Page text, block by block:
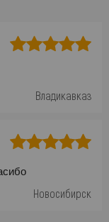
Владикавказ
Новосибирск